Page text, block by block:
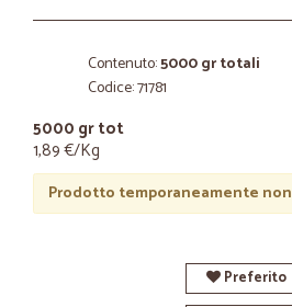
Contenuto:5000 gr totali
Codice: 71781
5000 gr tot
1,89 €/Kg
Prodotto temporaneamente
Preferito